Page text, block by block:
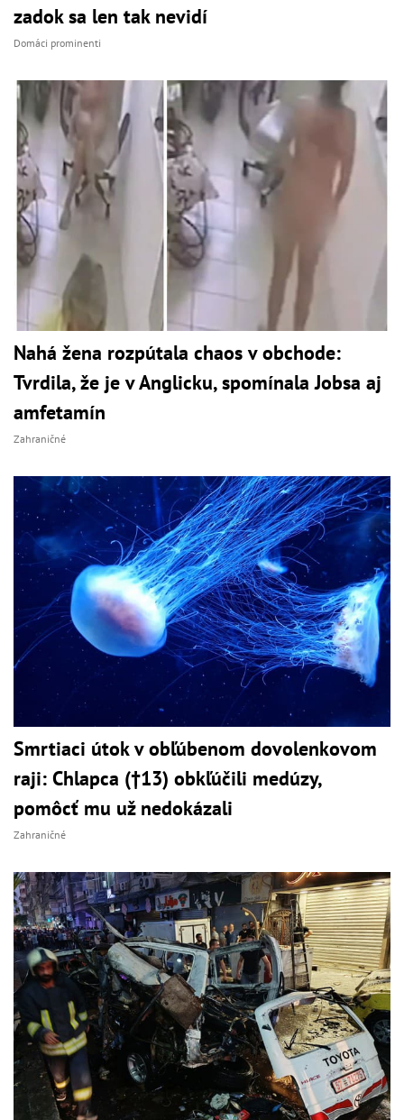
zadok sa len tak nevidí
Domáci prominenti
Nahá žena rozpútala chaos v obchode:
Tvrdila, že je v Anglicku, spomínala Jobsa aj
amfetamín
Zahraničné
Smrtiaci útok v obľúbenom dovolenkovom
raji: Chlapca (†13) obkľúčili medúzy,
pomôcť mu už nedokázali
Zahraničné